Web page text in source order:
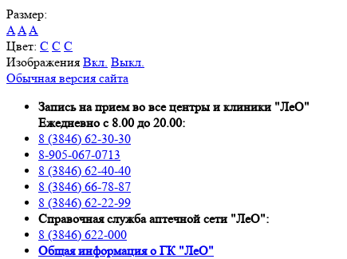
Размер:
AAA
Цвет: C C C
Изображения Вкл. Выкл.
Обычная версия сайта
Запись на прием во все центры и клиники "ЛеО"
Ежедневно с 8.00 до 20.00:
8 (3846) 62-30-30
8-905-067-0713
8 (3846) 62-40-40
8 (3846) 66-78-87
8 (3846) 62-22-99
Справочная служба аптечной сети "ЛеО":
8 (3846) 622-000
Oбщая информация о ГК "ЛеО"